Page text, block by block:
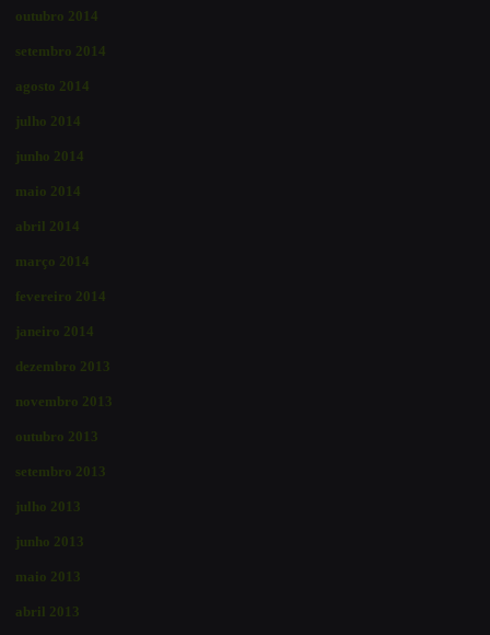
outubro 2014
setembro 2014
agosto 2014
julho 2014
junho 2014
maio 2014
abril 2014
março 2014
fevereiro 2014
janeiro 2014
dezembro 2013
novembro 2013
outubro 2013
setembro 2013
julho 2013
junho 2013
maio 2013
abril 2013